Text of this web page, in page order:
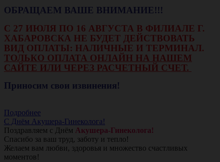
ОБРАЩАЕМ ВАШЕ ВНИМАНИЕ!!!
С 27 ИЮЛЯ ПО 16 АВГУСТА В ФИЛИАЛЕ Г.
ХАБАРОВСКА НЕ БУДЕТ ДЕЙСТВОВАТЬ
ВИД ОПЛАТЫ: НАЛИЧНЫЕ И ТЕРМИНАЛ.
ТОЛЬКО ОПЛАТА ОНЛАЙН НА НАШЕМ
САЙТЕ ИЛИ ЧЕРЕЗ РАСЧЕТНЫЙ СЧЕТ.
Приносим свои извинения!
Подробнее
С Днём Акушера-Гинеколога!
Поздравляем с Днём Акушера-Гинеколога!
Спасибо за ваш труд, заботу и тепло!
Желаем вам любви, здоровья и множество счастливых
моментов!